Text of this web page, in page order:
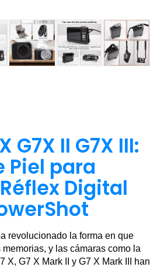
G7X II G7X III:
Piel para
Digital
revolucionado la forma en que
y las cámaras como la
X, G7 X Mark II y G7 X Mark III han